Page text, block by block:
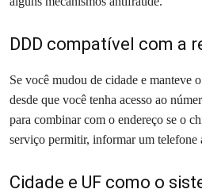
DDD compatível com a
Se você mudou de cidade e manteve
desde que você tenha acesso ao
para combinar com o endereço se o
serviço permitir, informar um telefone
Cidade e UF como o